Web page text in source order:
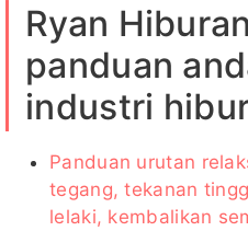
Ryan
panduan
industri
Panduan urutan
tegang, tekanan
lelaki, kembalikan